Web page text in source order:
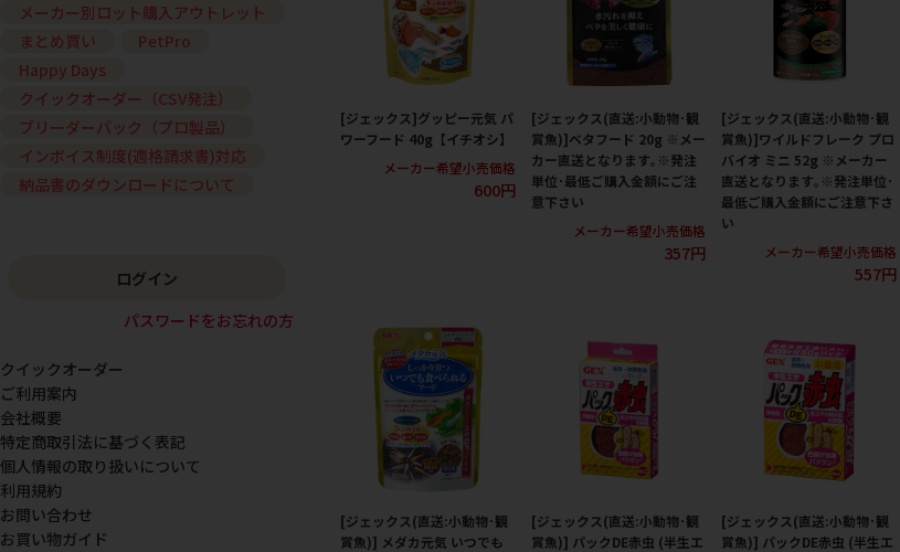
[ジェックス]グッピー元気 パ
ワーフード 40g【イチオシ】
メーカー希望小売価格
600円
[ジェックス(直送:小動物･観
賞魚)]ベタフード 20g ※メー
カー直送となります｡※発注
単位･最低ご購入金額にご注
意下さい
メーカー希望小売価格
357円
[ジェックス(直送:小動物･観
賞魚)]ワイルドフレーク プロ
バイオ ミニ 52g ※メーカー
直送となります｡※発注単位･
最低ご購入金額にご注意下さ
い
メーカー希望小売価格
557円
[ジェックス(直送:小動物･観
賞魚)] メダカ元気 いつでも
[ジェックス(直送:小動物･観
賞魚)] パックDE赤虫 (半生エ
[ジェックス(直送:小動物･観
賞魚)] パックDE赤虫 (半生エ
メーカー別ロット購入アウトレット
まとめ買い
PetPro
Happy Days
クイックオーダー（CSV発注）
ブリーダーパック（プロ製品）
インボイス制度(適格請求書)対応
納品書のダウンロードについて
ログイン
パスワードをお忘れの方
クイックオーダー
ご利用案内
会社概要
特定商取引法に基づく表記
個人情報の取り扱いについて
利用規約
お問い合わせ
お買い物ガイド